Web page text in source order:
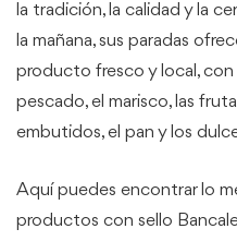
la tradición, la calidad y la
la mañana, sus paradas
producto fresco y local,
pescado, el marisco, las
embutidos, el pan y los
Aquí puedes encontrar lo
productos con sello